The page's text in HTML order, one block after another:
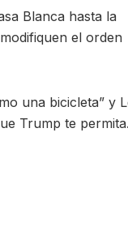
Blanca hasta la
el orden
una bicicleta” y
Trump te